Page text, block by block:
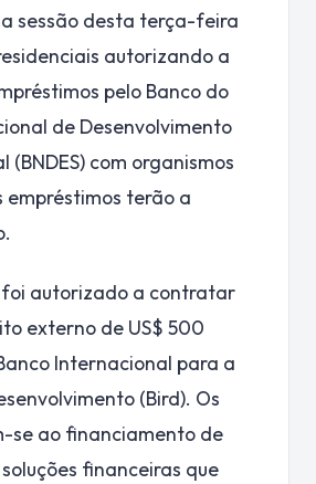
sessão desta terça-feira
autorizando a
pelo Banco do
de Desenvolvimento
(BNDES) com organismos
empréstimos terão a
foi autorizado a contratar
externo de US$ 500
Internacional para a
(Bird). Os
se ao financiamento de
financeiras que